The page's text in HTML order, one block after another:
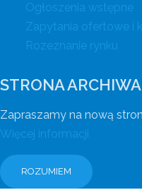
Ogłoszenia wstępne
Zapytania ofertowe i
Rozeznanie rynku
STRONA
Zapraszamy na nową
Więcej informacji
ROZUMIEM